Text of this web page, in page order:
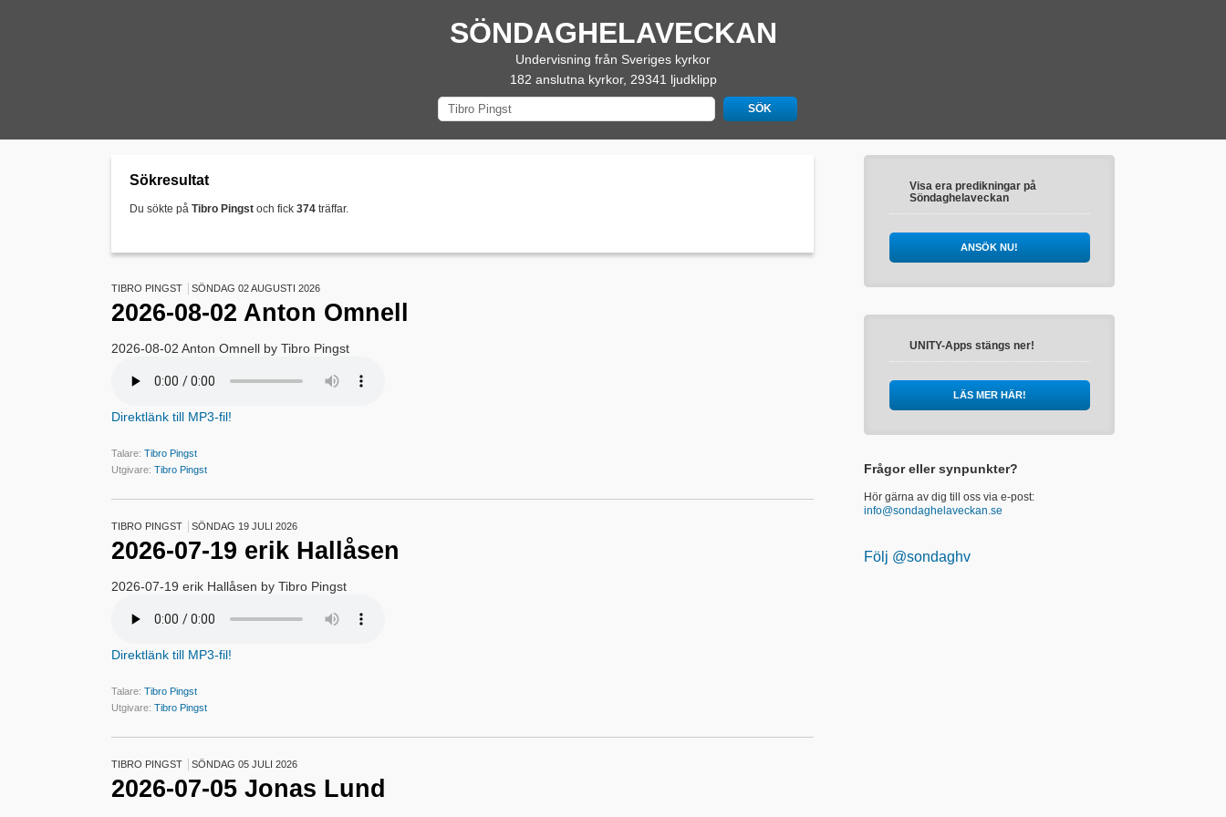
SÖNDAGHELAVECKAN
Undervisning från Sveriges kyrkor
182 anslutna kyrkor, 29341 ljudklipp
Sökresultat
Du sökte på Tibro Pingst och fick 374 träffar.
TIBRO PINGST SÖNDAG 02 AUGUSTI 2026
2026-08-02 Anton Omnell
2026-08-02 Anton Omnell by Tibro Pingst
Direktlänk till MP3-fil!
Talare: Tibro Pingst
Utgivare: Tibro Pingst
TIBRO PINGST SÖNDAG 19 JULI 2026
2026-07-19 erik Hallåsen
2026-07-19 erik Hallåsen by Tibro Pingst
Direktlänk till MP3-fil!
Talare: Tibro Pingst
Utgivare: Tibro Pingst
TIBRO PINGST SÖNDAG 05 JULI 2026
2026-07-05 Jonas Lund
Visa era predikningar på
Söndaghelaveckan
ANSÖK NU!
UNITY-Apps stängs ner!
LÄS MER HÄR!
Frågor eller synpunkter?
Hör gärna av dig till oss via e-post:
info@sondaghelaveckan.se
Följ @sondaghv